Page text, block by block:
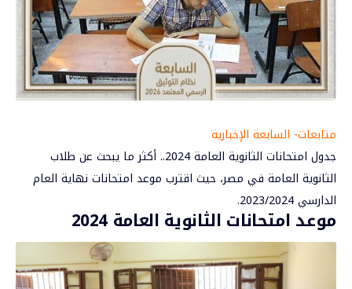
متابعات- السابعة الإخبارية
جدول امتحانات الثانوية العامة 2024.. أكثر ما يبحث عن طلاب
الثانوية العامة في مصر، حيث اقترب موعد امتحانات نهاية العام
الدارسي 2023/2024.
موعد امتحانات الثانوية العامة 2024